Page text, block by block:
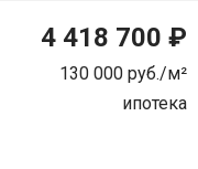
4 418 700 ₽
130 000 руб./м²
ипотека